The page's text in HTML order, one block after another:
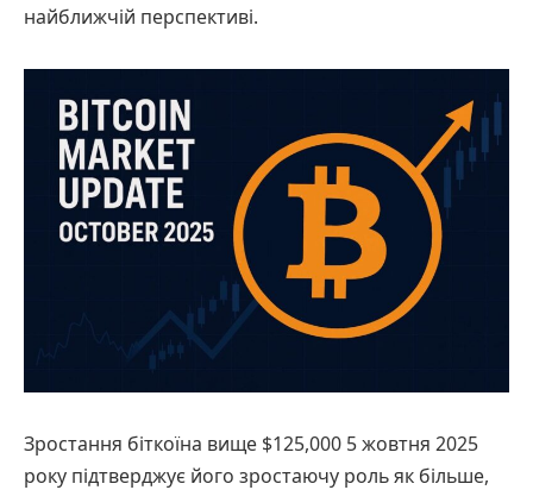
найближчій перспективі.
Зростання біткоїна вище $125,000 5 жовтня 2025
року підтверджує його зростаючу роль як більше,